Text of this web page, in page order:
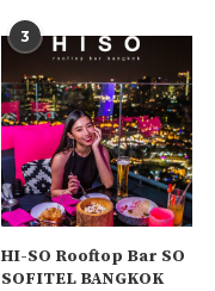
3
HI-SO Rooftop Bar SO
SOFITEL BANGKOK